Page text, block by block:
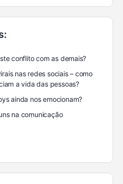
conflito com as demais?
nas redes sociais – como
a vida das pessoas?
ainda nos emocionam?
na comunicação